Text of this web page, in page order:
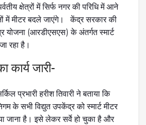
क्षेत्रों में सिर्फ नगर की परिधि में आने
में मीटर बदले जाएंगे। केंद्र सरकार की
योजना (आरडीएसएस) के अंतर्गत स्मार्ट
रहा है।
कार्य जारी-
प्रभारी हरीश तिवारी ने बताया कि
के सभी विद्युत उपकेंद्र को स्मार्ट मीटर
जाना है। इसे लेकर सर्वे हो चुका है और